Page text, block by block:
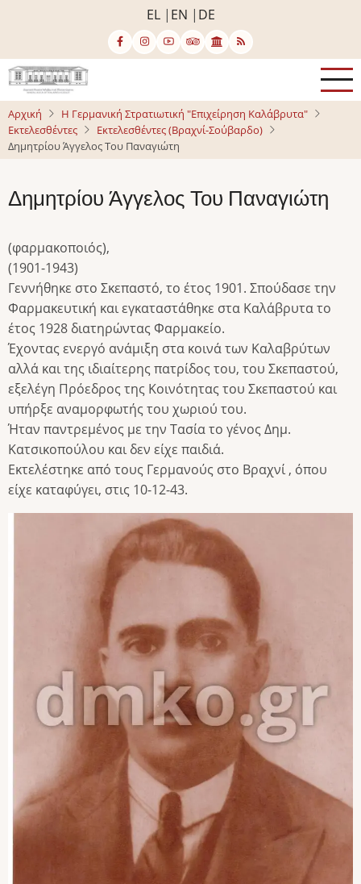
κυρίως
περιεχόμενο
EL EN DE
Αρχική
Η Γερμανική Στρατιωτική "Επιχείρηση Καλάβρυτα"
Εκτελεσθέντες
Εκτελεσθέντες (Βραχνί-Σούβαρδο)
Δημητρίου Άγγελος Του Παναγιώτη
Δημητρίου Άγγελος Του Παναγιώτη
(φαρμακοποιός),
(1901-1943)
Γεννήθηκε στο Σκεπαστό, το έτος 1901. Σπούδασε την
Φαρμακευτική και εγκαταστάθηκε στα Καλάβρυτα το
έτος 1928 διατηρώντας Φαρμακείο.
Έχοντας ενεργό ανάμιξη στα κοινά των Καλαβρύτων
αλλά και της ιδιαίτερης πατρίδος του, του Σκεπαστού,
εξελέγη Πρόεδρος της Κοινότητας του Σκεπαστού και
υπήρξε αναμορφωτής του χωριού του.
Ήταν παντρεμένος με την Τασία το γένος Δημ.
Κατσικοπούλου και δεν είχε παιδιά.
Εκτελέστηκε από τους Γερμανούς στο Βραχνί , όπου
είχε καταφύγει, στις 10-12-43.